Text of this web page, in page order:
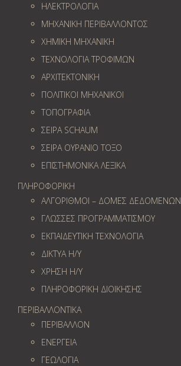
ΗΛΕΚΤΡΟΛΟΓΙΑ
ΜΗΧΑΝΙΚΗ ΠΕΡΙΒΑΛΛΟΝΤΟΣ
ΧΗΜΙΚΗ ΜΗΧΑΝΙΚΗ
ΤΕΧΝΟΛΟΓΙΑ ΤΡΟΦΙΜΩΝ
ΑΡΧΙΤΕΚΤΟΝΙΚΗ
ΠΟΛΙΤΙΚΟΙ ΜΗΧΑΝΙΚΟΙ
ΤΟΠΟΓΡΑΦΙΑ
ΣΕΙΡΑ SCHAUM
ΣΕΙΡΑ ΟΥΡΑΝΙΟ ΤΟΞΟ
ΕΠΙΣΤΗΜΟΝΙΚΑ ΛΕΞΙΚΑ
ΠΛΗΡΟΦΟΡΙΚΗ
ΑΛΓΟΡΙΘΜΟΙ – ΔΟΜΕΣ ΔΕΔΟΜΕΝΩΝ
ΓΛΩΣΣΕΣ ΠΡΟΓΡΑΜΜΑΤΙΣΜΟΥ
ΕΚΠΑΙΔΕΥΤΙΚΗ ΤΕΧΝΟΛΟΓΙΑ
ΔΙΚΤΥΑ Η/Υ
ΧΡΗΣΗ Η/Υ
ΠΛΗΡΟΦΟΡΙΚΗ ΔΙΟΙΚΗΣΗΣ
ΠΕΡΙΒΑΛΛΟΝΤΙΚΑ
ΠΕΡΙΒΑΛΛΟΝ
ΕΝΕΡΓΕΙΑ
ΓΕΩΛOΓΙΑ